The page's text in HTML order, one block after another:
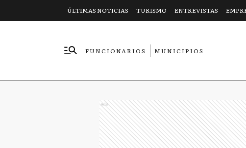
ÚLTIMAS NOTICIAS TURISMO ENTREVISTAS
FUNCIONARIOS
MUNICIPIOS
Ads